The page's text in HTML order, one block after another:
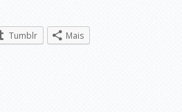
Tumblr Mais